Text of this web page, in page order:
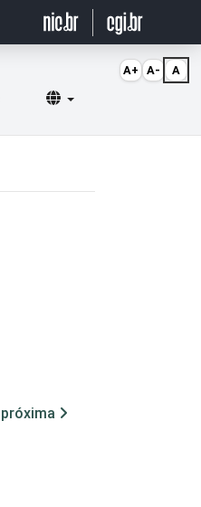
Selecionar idioma
próxima
A+ A- A